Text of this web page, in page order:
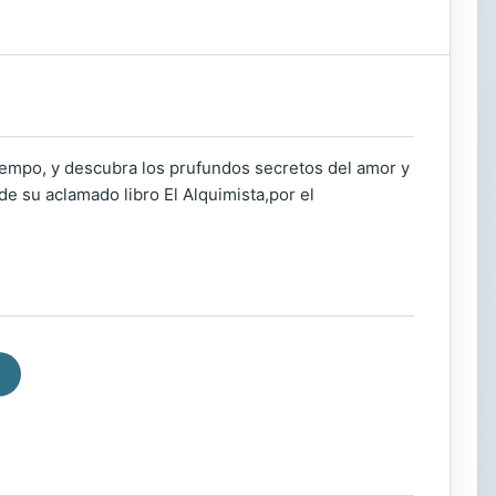
y descubra los prufundos secretos del amor y
su aclamado libro El Alquimista,por el